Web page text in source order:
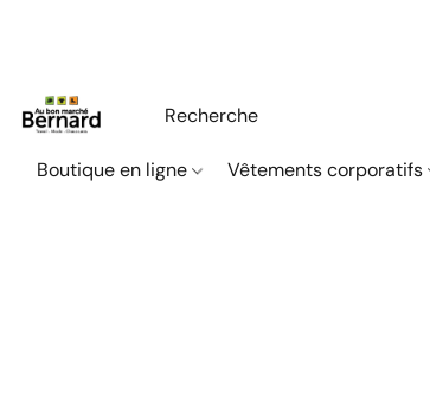
Boutique en ligne Vêtements corporatifs